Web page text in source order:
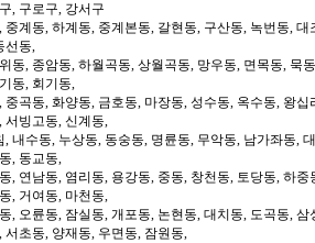
, 구로구, 강서구
계동, 하계동, 중계본동, 갈현동, 구산동, 녹번동,
선동,
동, 종암동, 하월곡동, 상월곡동, 망우동, 면목동, 묵
동, 회기동,
곡동, 화양동, 금호동, 마장동, 성수동, 옥수동, 왕십
서빙고동, 신계동,
내수동, 누상동, 동숭동, 명륜동, 무악동, 남가좌동,
, 동교동,
, 연남동, 염리동, 용강동, 중동, 창천동, 토당동, 하중
, 거여동, 마천동,
, 오륜동, 잠실동, 개포동, 논현동, 대치동, 도곡동,
초동, 양재동, 우면동, 잠원동,